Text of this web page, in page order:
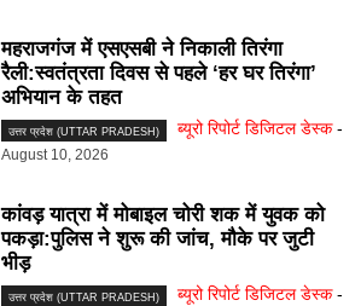
महराजगंज में एसएसबी ने निकाली तिरंगा
रैली:स्वतंत्रता दिवस से पहले ‘हर घर तिरंगा’
अभियान के तहत
उत्तर प्रदेश (UTTAR PRADESH) ब्यूरो रिपोर्ट डिजिटल डेस्क -
August 10, 2026
कांवड़ यात्रा में मोबाइल चोरी शक में युवक को
पकड़ा:पुलिस ने शुरू की जांच, मौके पर जुटी
भीड़
उत्तर प्रदेश (UTTAR PRADESH) ब्यूरो रिपोर्ट डिजिटल डेस्क -